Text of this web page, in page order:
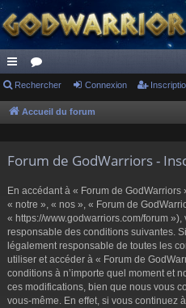
ac
co
ci
or
u
s
Rechercher Connexion
Accueil du forum
Forum de GodWarriors -
En accédant à « Forum de
« notre », « nos », « Forum de
« https://www.godwarriors.com/forum
responsable des conditions suivantes.
légalement responsable de toutes les
utiliser et accéder à « Forum de
conditions à n’importe quel moment et
ces modifications, bien que nous vous
vous-même. En effet, si vous continuez